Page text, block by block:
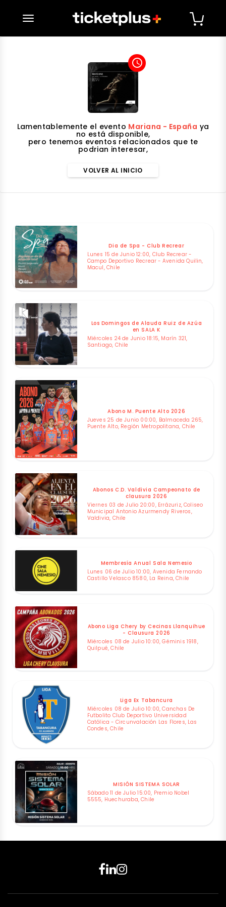
desplegar navegación
access_time
Lamentablemente el evento Mariana - España ya
no está disponible,
pero tenemos eventos relacionados que te
podrian interesar,
VOLVER AL INICIO
Dia de Spa - Club Recrear
Lunes 15 de Junio 12:00, Club Recrear -
Campo Deportivo Recrear - Avenida Quilin,
Macul, Chile
Los Domingos de Alauda Ruiz de Azúa
en SALA K
Miércoles 24 de Junio 18:15, Marín 321,
Santiago, Chile
Abono M. Puente Alto 2026
Jueves 25 de Junio 00:00, Balmaceda 265,
Puente Alto, Región Metropolitana, Chile
Abonos C.D. Valdivia Campeonato de
clausura 2026
Viernes 03 de Julio 20:00, Errázuriz, Coliseo
Municipal Antonio Azurmendy Riveros,
Valdivia, Chile
Membresía Anual Sala Nemesio
Lunes 06 de Julio 10:00, Avenida Fernando
Castillo Velasco 8580, La Reina, Chile
Abono Liga Chery by Cecinas Llanquihue
- Clausura 2026
Miércoles 08 de Julio 10:00, Géminis 1918,
Quilpué, Chile
Liga Ex Tabancura
Miércoles 08 de Julio 10:00, Canchas De
Futbolito Club Deportivo Universidad
Católica - Circunvalación Las Flores, Las
Condes, Chile
MISIÓN SISTEMA SOLAR
Sábado 11 de Julio 15:00, Premio Nobel
5555, Huechuraba, Chile